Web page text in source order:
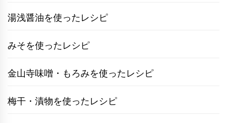
湯浅醤油を使ったレシピ
みそを使ったレシピ
金山寺味噌・もろみを使ったレシピ
梅干・漬物を使ったレシピ